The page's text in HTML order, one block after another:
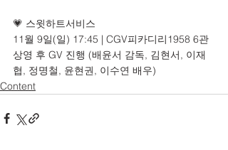
💗 스윗하트서비스
11월 9일(일) 17:45 | CGV피카디리1958 6관
상영 후 GV 진행 (배윤서 감독, 김현서, 이재
협, 정명철, 윤현권, 이수연 배우)
Content